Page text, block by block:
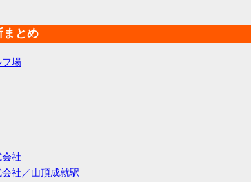
まとめ
フ場
社
社／山頂成就駅